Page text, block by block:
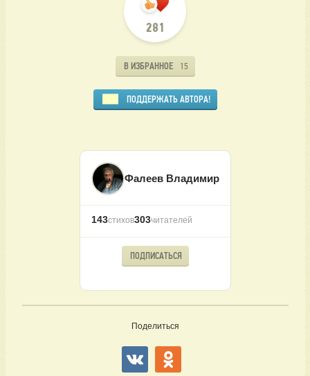
281
В ИЗБРАННОЕ 15
ПОДДЕРЖАТЬ АВТОРА!
Фалеев Владимир
143стихов303читателей
ПОДПИСАТЬСЯ
Поделиться